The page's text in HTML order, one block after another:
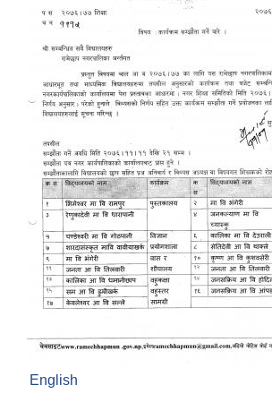
English